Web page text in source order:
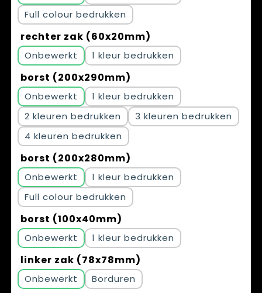
Full colour
rechter zak (60x20mm)
Onbewerkt 1
borst (200x290mm)
Onbewerkt
1
2
3
4
borst (200x280mm)
Onbewerkt
1
Full colour
borst (100x40mm)
Onbewerkt 1
linker zak (78x78mm)
Onbewerkt Borduren